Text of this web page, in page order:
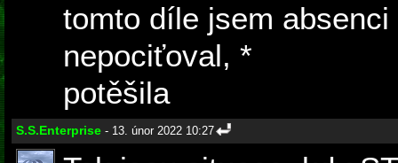
tomto díle jsem
nepociťoval, *
potěšila
S.S.Enterprise - 13. únor 2022 10:27